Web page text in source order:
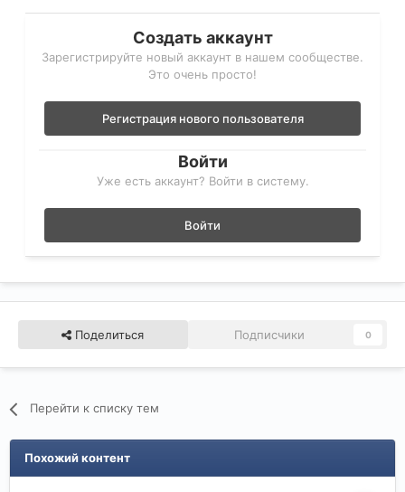
Создать аккаунт
Зарегистрируйте новый аккаунт в нашем сообществе.
Это очень просто!
Регистрация нового пользователя
Войти
Уже есть аккаунт? Войти в систему.
Войти
Поделиться Подписчики 0
Перейти к списку тем
Похожий контент